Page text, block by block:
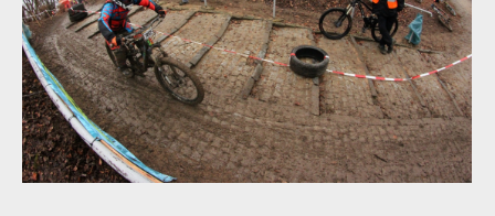
WBS: Bučovice zahájily sjezdovou sezónu a i Čert se přijel
zamazat
WBS: Bučovice zahájily sjezdovou sezónu a i Čert se přijel
zamazat